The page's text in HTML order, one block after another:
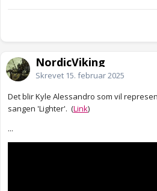
NordicViking
Skrevet 15. februar 2025
Det blir Kyle Alessandro som vil
sangen 'Lighter'. (Link)
...